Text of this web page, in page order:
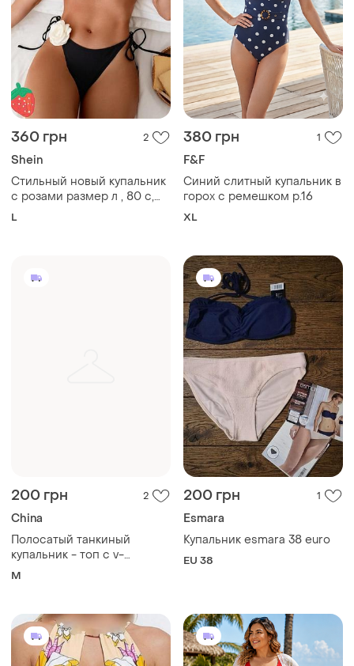
360 грн 2
Shein
Стильный новый купальник
с розами размер л , 80 с,
85 в
L
380 грн 1
F&F
Синий слитный купальник в
горох с ремешком р.16
XL
200 грн 2
China
Полосатый танкиный
купальник - топ с v-
образным вырезом и
M
200 грн 1
Esmara
Купальник esmara 38 euro
EU 38